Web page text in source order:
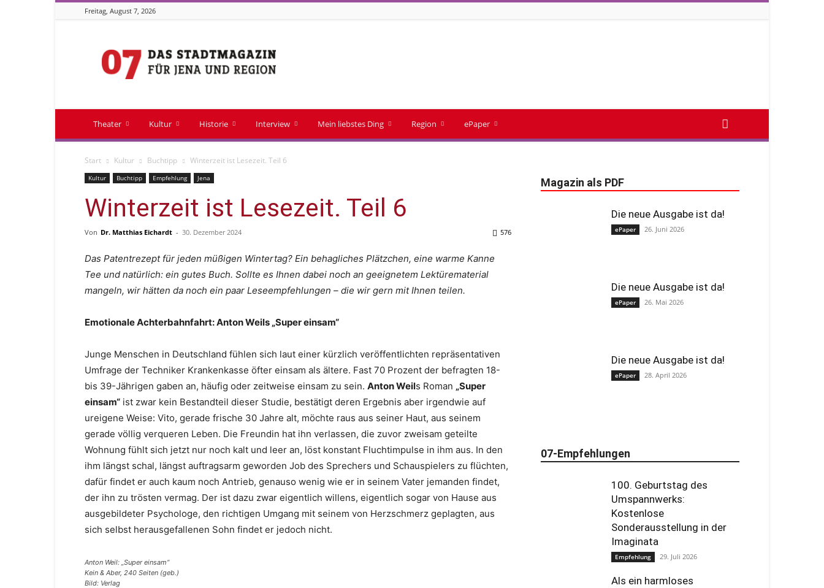
Freitag, August 7, 2026
07
Theater Kultur Historie Interview Mein liebstes Ding Region ePaper
Start Kultur Buchtipp Winterzeit ist Lesezeit. Teil 6
Kultur Buchtipp Empfehlung Jena
Winterzeit ist Lesezeit. Teil 6
Von Dr. Matthias Eichardt - 30. Dezember 2024 576
Das Patentrezept für jeden müßigen Wintertag? Ein behagliches Plätzchen, eine warme Kanne
Tee und natürlich: ein gutes Buch. Sollte es Ihnen dabei noch an geeignetem Lektürematerial
mangeln, wir hätten da noch ein paar Leseempfehlungen – die wir gern mit Ihnen teilen.
Emotionale Achterbahnfahrt: Anton Weils „Super einsam“
Junge Menschen in Deutschland fühlen sich laut einer kürzlich veröffentlichten repräsentativen
Umfrage der Techniker Krankenkasse öfter einsam als ältere. Fast 70 Prozent der befragten 18-
bis 39-Jährigen gaben an, häufig oder zeitweise einsam zu sein. Anton Weils Roman „Super
einsam“ ist zwar kein Bestandteil dieser Studie, bestätigt deren Ergebnis aber irgendwie auf
ureigene Weise: Vito, gerade frische 30 Jahre alt, möchte raus aus seiner Haut, aus seinem
gerade völlig verqueren Leben. Die Freundin hat ihn verlassen, die zuvor zweisam geteilte
Wohnung fühlt sich jetzt nur noch kalt und leer an, löst konstant Fluchtimpulse in ihm aus. In den
ihm längst schal, längst auftragsarm geworden Job des Sprechers und Schauspielers zu flüchten,
dafür findet er auch kaum noch Antrieb, genauso wenig wie er in seinem Vater jemanden findet,
der ihn zu trösten vermag. Der ist dazu zwar eigentlich willens, eigentlich sogar von Hause aus
ausgebildeter Psychologe, den richtigen Umgang mit seinem von Herzschmerz geplagten, aus
sich selbst herausgefallenen Sohn findet er jedoch nicht.
Anton Weil: „Super einsam“
Kein & Aber, 240 Seiten (geb.)
Bild: Verlag
Magazin als PDF
Die neue Ausgabe ist da!
ePaper 26. Juni 2026
Die neue Ausgabe ist da!
ePaper 26. Mai 2026
Die neue Ausgabe ist da!
ePaper 28. April 2026
07-Empfehlungen
100. Geburtstag des
Umspannwerks:
Kostenlose
Sonderausstellung in der
Imaginata
Empfehlung 29. Juli 2026
Als ein harmloses